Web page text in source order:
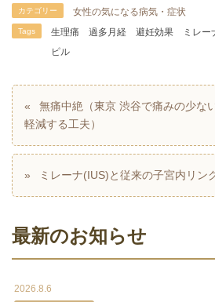
カテゴリー 女性の気になる病気・症状
Tags 生理痛 過多月経 避妊効果 ミレー
ピル
無痛中絶（東京 渋谷で痛みの少な
軽減する工夫）
ミレーナ(IUS)と従来の子宮内リン
最新のお知らせ
2026.8.6